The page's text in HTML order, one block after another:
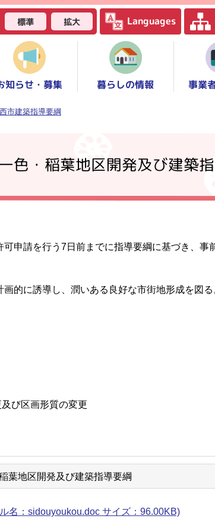
標準 拡大 Languages
知らせ・募集 暮らしの情報 事業
市建築指導要綱
色・稲葉地区開発及び建築
可申請を行う7日前までに指導要綱に基づき、事
画的に誘導し、潤いある良好な市街地形成を図る
び区画形質の変更
葉地区開発及び建築指導要綱
名：sidouyoukou.doc サイズ：96.00KB)